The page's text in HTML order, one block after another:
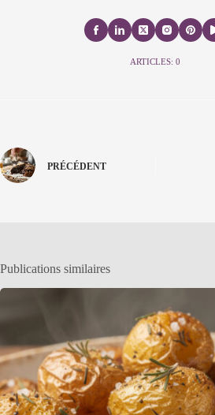
ARTICLES: 0
PRÉCÉDENT
Publications similaires